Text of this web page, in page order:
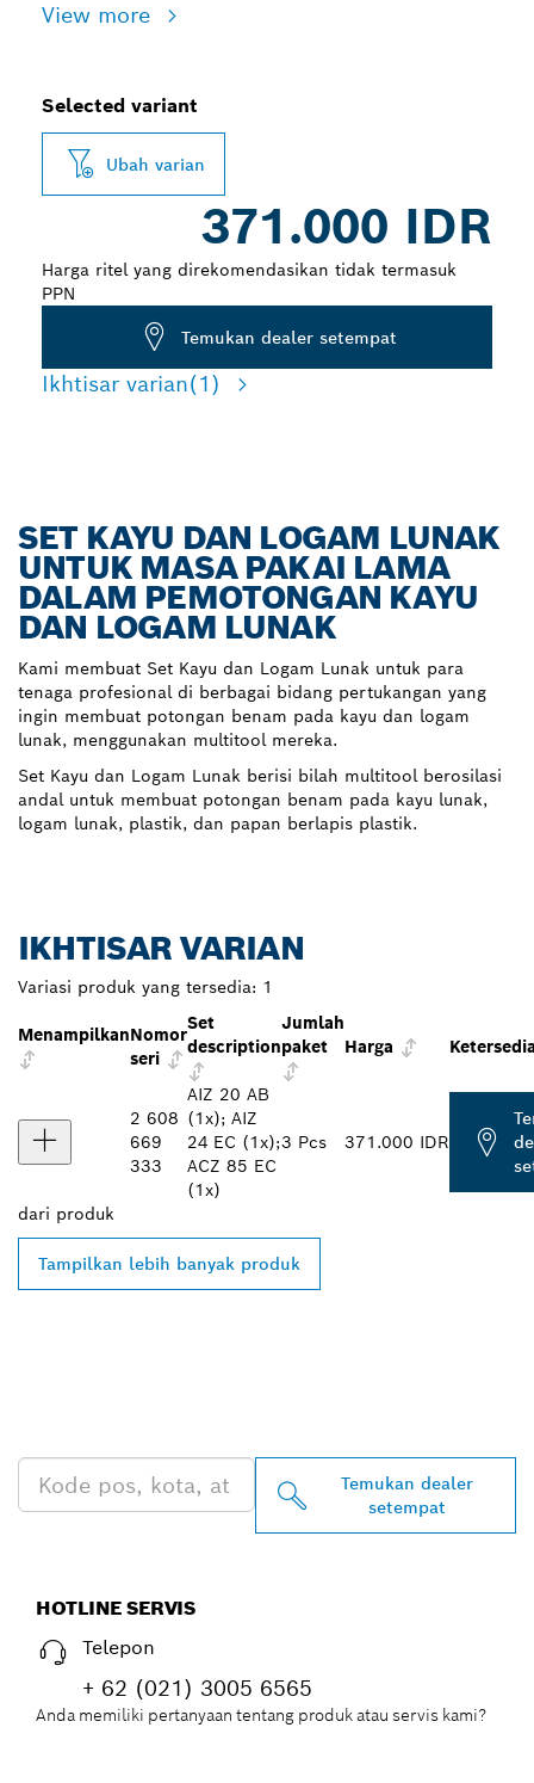
View more
Selected variant
Ubah varian
371.000 IDR
Harga ritel yang direkomendasikan tidak termasuk
PPN
Temukan dealer setempat
Ikhtisar varian(1)
SET KAYU DAN LOGAM LUNAK
UNTUK MASA PAKAI LAMA
DALAM PEMOTONGAN KAYU
DAN LOGAM LUNAK
Kami membuat Set Kayu dan Logam Lunak untuk para
tenaga profesional di berbagai bidang pertukangan yang
ingin membuat potongan benam pada kayu dan logam
lunak, menggunakan multitool mereka.
Set Kayu dan Logam Lunak berisi bilah multitool berosilasi
andal untuk membuat potongan benam pada kayu lunak,
logam lunak, plastik, dan papan berlapis plastik.
IKHTISAR VARIAN
Variasi produk yang tersedia: 1
MenampilkanNomor
seri
Set
description
Jumlah
paket
Harga
2 608
669
333
AIZ 20 AB
(1x); AIZ
24 EC (1x);
ACZ 85 EC
(1x)
3 Pcs 371.000 IDR
dari produk
Tampilkan lebih banyak produk
Temukan dealer
setempat
HOTLINE SERVIS
Telepon
+ 62 (021) 3005 6565
Anda memiliki pertanyaan tentang produk atau servis kami?